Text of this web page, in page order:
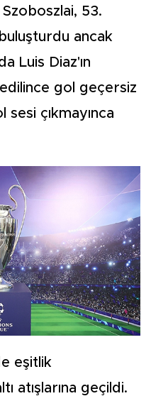
53.
ancak
Luis Diaz'ın
gol geçersiz
sesi çıkmayınca
eşitlik
atışlarına geçildi.